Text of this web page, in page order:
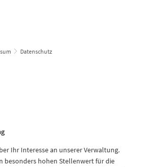
Datenschutz
Ihr Interesse an unserer Verwaltung.
besonders hohen Stellenwert für die